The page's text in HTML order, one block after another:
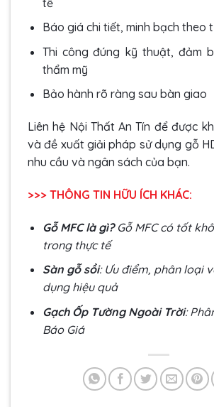
Báo giá chi tiết, minh bạch theo
Thi công đúng kỹ thuật, đảm
thẩm mỹ
Bảo hành rõ ràng sau bàn giao
Liên hệ Nội Thất An Tín để được
và đề xuất giải pháp sử dụng gỗ
nhu cầu và ngân sách của bạn.
>>> THÔNG TIN HỮU ÍCH KHÁC:
Gỗ MFC là gì?Gỗ MFC có tốt
trong thực tế
Sàn gỗ sồi: Ưu điểm, phân loại
dụng hiệu quả
Gạch Ốp Tường Ngoài Trời:
Báo Giá